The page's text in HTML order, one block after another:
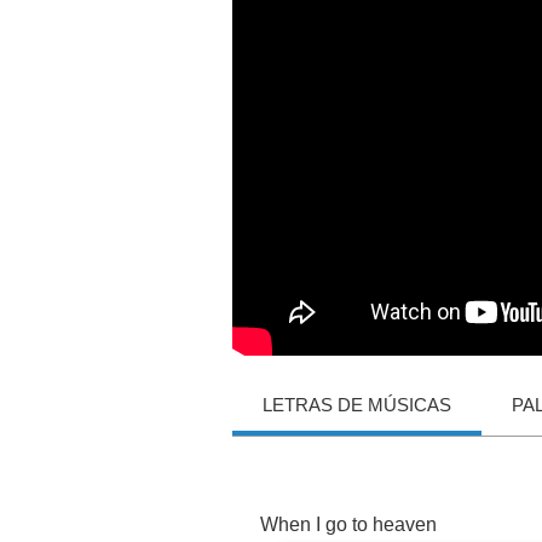
LETRAS DE MÚSICAS
When go to heaven